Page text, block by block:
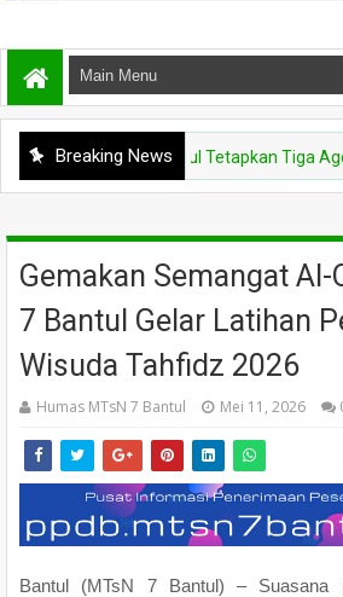
Breaking News
MTs Negeri 7 Bantul Tetapkan Tiga Agen
Gemakan Semangat Al-
7 Bantul Gelar Latihan
Wisuda Tahfidz 2026
Humas MTsN 7 Bantul Mei 11, 2026
Bantul (MTsN 7 Bantul) – Suasana